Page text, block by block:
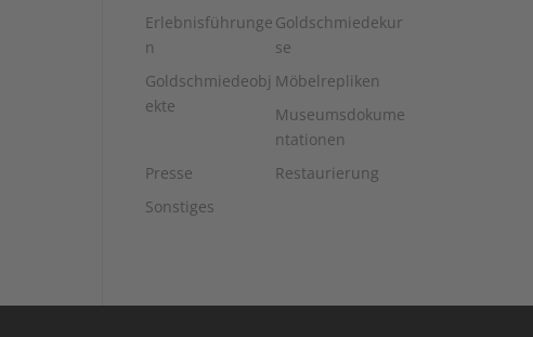
Erlebnisführunge
n
Goldschmiedekur
se
Goldschmiedeobj
ekte
Möbelrepliken
Museumsdokume
ntationen
Presse
Restaurierung
Sonstiges